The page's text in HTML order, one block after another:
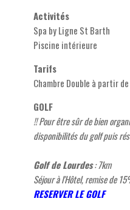
Activités
Spa by Ligne St Barth
Piscine intérieure
Tarifs
Chambre Double à partir
GOLF
!! Pour être sûr de bien
disponibilités du golf puis
Golf de Lourdes: 7km
Séjour à l'Hôtel, remise de
RESERVER LE GOLF